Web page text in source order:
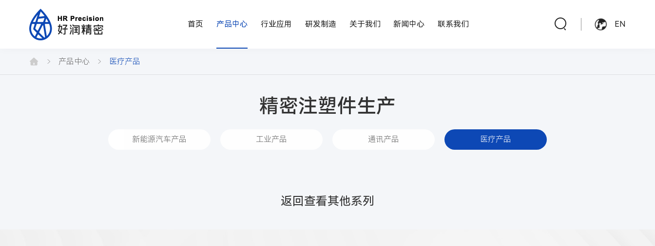
首页 产品中心 行业应用 研发制造 关于我们 新闻中心 联系我们 EN
产品中心 医疗产品
精密注塑件生产
新能源汽车产品 工业产品 通讯产品 医疗产品
返回查看其他系列